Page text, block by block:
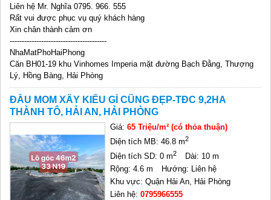
Liên hệ Mr. Nghĩa 0795. 966. 555
Rất vui được phục vụ quý khách hàng
Xin chân thành cảm ơn
----------------------------------------
NhaMatPhoHaiPhong
Căn BH01-19 khu Vinhomes Imperia mặt đường Bạch Đằng, Thượng
Lý, Hồng Bàng, Hải Phòng
ĐẦU MOM XÂY KIỂU GÌ CŨNG ĐẸP-TĐC 9,2HA
THÀNH TÔ, HẢI AN, HẢI PHÒNG
Giá:65 Triệu/m² (có thỏa thuận)
Diện tích MB: 46.8 m2
Diện tích SD: 0 m2
Dài: 10 m
Rộng: 4.6 m
Hướng: Liên hệ
Khu vực: Quận Hải An, Hải Phòng
Liên hệ:0795966555